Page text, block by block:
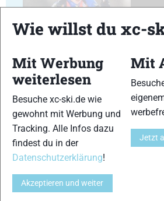
37
Wie willst du xc-
Mit Werbung
weiterlesen
Besuche xc-ski.de wie
gewohnt mit Werbung und
Tracking. Alle Infos dazu
findest du in der
Datenschutzerklärung!
Akzeptieren und weiter
Mit
Jetzt